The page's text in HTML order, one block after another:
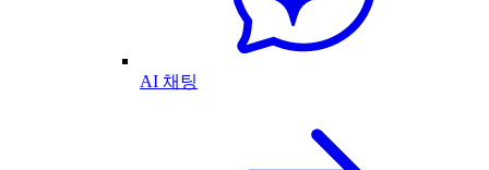
AI 채팅